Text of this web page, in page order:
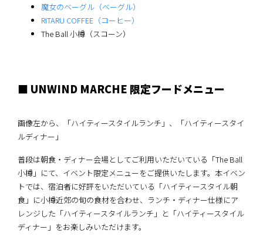
魔女のベーグル（ベーグル）
RITARU COFFEE（コーヒー）
The Ball 小樽（スコーン）
■ UNWIND MARCHE 限定フードメニュー
画像左から、「ハイティースタイルランチ」、「ハイティースタイ
ルディナー」
普段は朝食・ディナー会場としてご利用いただいている「The Ball
小樽」にて、イベント限定メニューをご提供いたします。本イベン
トでは、宿泊者に好評をいただいている「ハイティースタイル朝
食」に小樽近郊の旬の食材を合わせ、ランチ・ディナー仕様にア
レンジした「ハイティースタイルランチ」と「ハイティースタイル
ディナー」をお楽しみいただけます。